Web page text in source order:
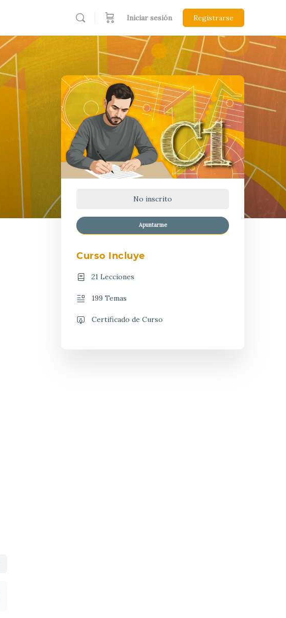
Iniciar sesión Registrarse
No inscrito
Apuntarme
Curso Incluye
21 Lecciones
199 Temas
Certificado de Curso